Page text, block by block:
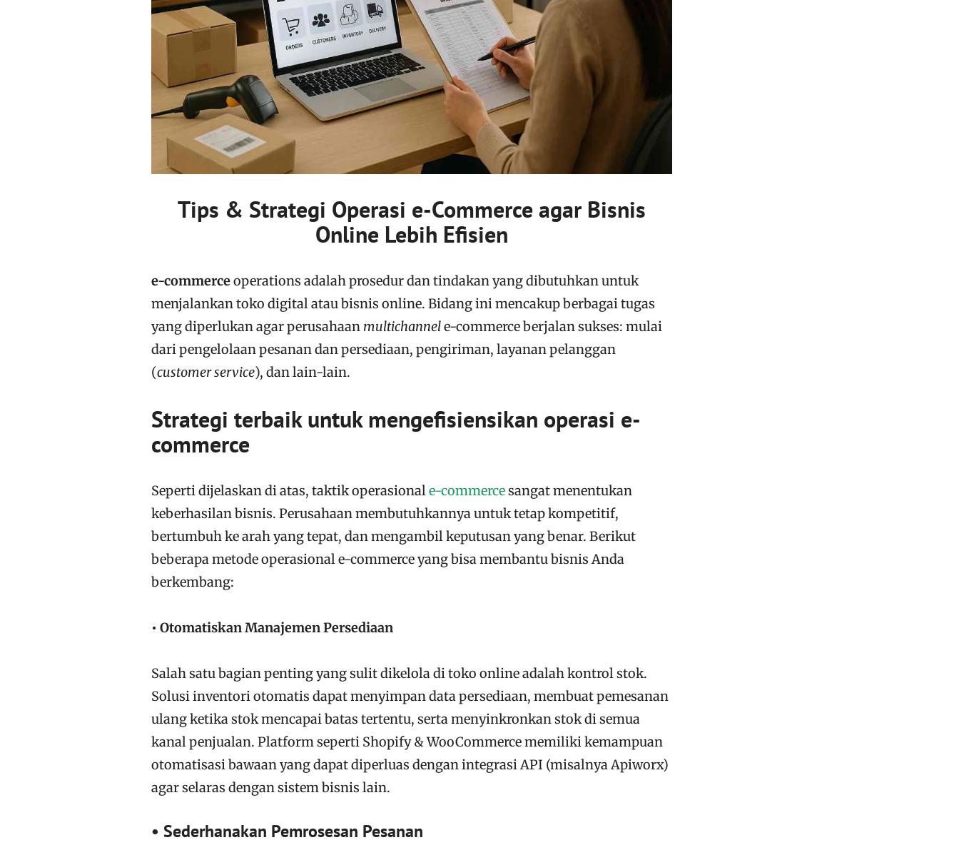
Tips & Strategi Operasi e-Commerce agar Bisnis
Online Lebih Efisien
e-commerceoperations adalah prosedur dan tindakan yang dibutuhkan untuk
menjalankan toko digital atau bisnis online. Bidang ini mencakup berbagai tugas
yang diperlukan agar perusahaan multichannele-commerce berjalan sukses: mulai
dari pengelolaan pesanan dan persediaan, pengiriman, layanan pelanggan
(customer service), dan lain-lain.
Strategi terbaik untuk mengefisiensikan operasi e-
commerce
Seperti dijelaskan di atas, taktik operasionale-commercesangat menentukan
keberhasilan bisnis. Perusahaan membutuhkannya untuk tetap kompetitif,
bertumbuh ke arah yang tepat, dan mengambil keputusan yang benar. Berikut
beberapa metode operasional e-commerce yang bisa membantu bisnis Anda
berkembang:
• Otomatiskan Manajemen Persediaan
Salah satu bagian penting yang sulit dikelola di toko online adalah kontrol stok.
Solusi inventori otomatis dapat menyimpan data persediaan, membuat pemesanan
ulang ketika stok mencapai batas tertentu, serta menyinkronkan stok di semua
kanal penjualan. Platform seperti Shopify & WooCommerce memiliki kemampuan
otomatisasi bawaan yang dapat diperluas dengan integrasi API (misalnya Apiworx)
agar selaras dengan sistem bisnis lain.
• Sederhanakan Pemrosesan Pesanan